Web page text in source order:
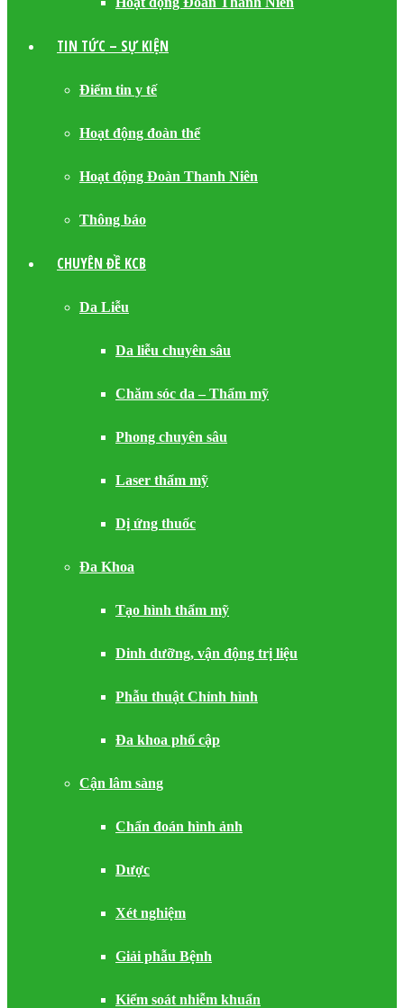
TIN TỨC – SỰ KIỆN
Điểm tin y tế
Hoạt động đoàn thể
Hoạt động Đoàn Thanh Niên
Thông báo
CHUYÊN ĐỀ KCB
Da Liễu
Da liễu chuyên sâu
Chăm sóc da – Thẩm mỹ
Phong chuyên sâu
Laser thẩm mỹ
Dị ứng thuốc
Đa Khoa
Tạo hình thẩm mỹ
Dinh dưỡng, vận động trị liệu
Phẫu thuật Chỉnh hình
Đa khoa phổ cập
Cận lâm sàng
Chẩn đoán hình ảnh
Dược
Xét nghiệm
Giải phẫu Bệnh
Kiểm soát nhiễm khuẩn